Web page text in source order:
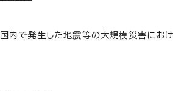
内で発生した地震等の大規模災害に